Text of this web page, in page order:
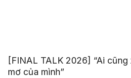
[FINAL TALK 2026] “Ai
mơ của mình”